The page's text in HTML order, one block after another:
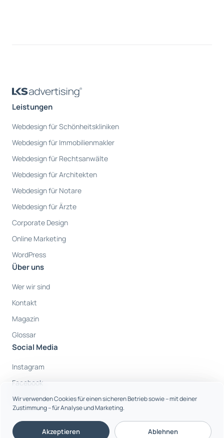
Wir verwenden Cookies für einen sicheren Betrieb sowie – mit deiner
Zustimmung – für Analyse und Marketing.
Akzeptieren Ablehnen
Leistungen
Webdesign für Schönheitskliniken
Webdesign für Immobilienmakler
Webdesign für Rechtsanwälte
Webdesign für Architekten
Webdesign für Notare
Webdesign für Ärzte
Corporate Design
Online Marketing
WordPress
Über uns
Wer wir sind
Kontakt
Magazin
Glossar
Social Media
Instagram
Facebook
Youtube